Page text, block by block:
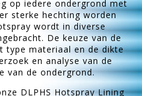
op iedere ondergrond met
sterke hechting worden
wordt in diverse
De keuze van de
type materiaal en de dikte
en analyse van de
van de ondergrond.
DLPHS Hotspray Lining